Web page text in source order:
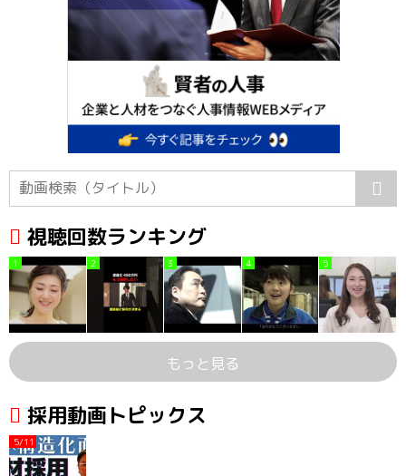
視聴回数ランキング
1 2 3 4 5
もっと見る
採用動画トピックス
5/11